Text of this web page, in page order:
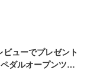
ビューでプレゼント
ダルオープンツイ